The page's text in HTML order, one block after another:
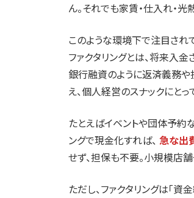
ん。それでも家賃・仕入れ・
このような環境下で注目され
ファクタリングとは、将来入
銀行融資のように返済義務や
え、個人経営のスナックにと
たとえばイベントや団体予約
ングで現金化すれば、 急な出
せず、担保も不要。小規模店
ただし、ファクタリングは「資